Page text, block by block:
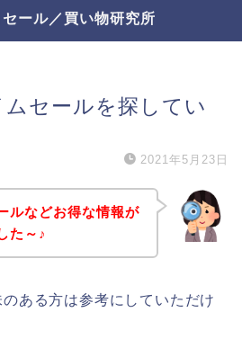
ール／買い物研究所
セールを探してい
2021年5月23日
ルなどお得な情報が
た～♪
ある方は参考にしていただけ